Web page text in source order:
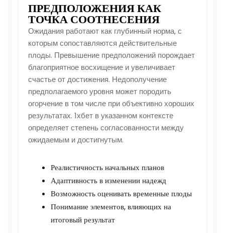
ПРЕДПОЛОЖЕНИЯ КАК
ТОЧКА СООТНЕСЕНИЯ
Ожидания работают как глубинный норма, с
которым сопоставляются действительные
плоды. Превышение предположений порождает
благоприятное восхищение и увеличивает
счастье от достижения. Недополучение
предполагаемого уровня может породить
огорчение в том числе при объективно хороших
результатах. 1хбет в указанном контексте
определяет степень согласованности между
ожидаемым и достигнутым.
Реалистичность начальных планов
Адаптивность в изменении надежд
Возможность оценивать временные плоды
Понимание элементов, влияющих на
итоговый результат